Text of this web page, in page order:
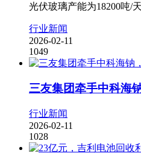
光伏玻璃产能为18200吨/
行业新闻
2026-02-11
1049
三友集团牵手中科海
行业新闻
2026-02-11
1028